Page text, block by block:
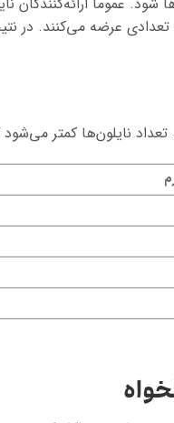
عرضه می‌کنند. در
تعداد نایلون‌ها کمتر